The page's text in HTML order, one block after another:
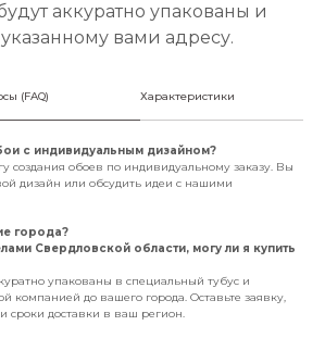
аккуратно упакованы и
вами адресу.
(FAQ) Характеристики
с индивидуальным дизайном?
создания обоев по индивидуальному заказу. Вы
дизайн или обсудить идеи с нашими
города?
Свердловской области, могу ли я купить
упакованы в специальный тубус и
компанией до вашего города. Оставьте заявку,
сроки доставки в ваш регион.